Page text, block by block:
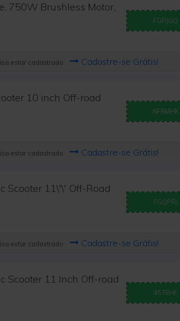
750W Brushless Motor,
FGRJGQ
estar cadastrado Cadastre-se Grátis!
10 inch Off-road
NF8MHK
estar cadastrado Cadastre-se Grátis!
Scooter 11\'\' Off-Road
FGQPRJ
estar cadastrado Cadastre-se Grátis!
Scooter 11 Inch Off-road
45TEHF